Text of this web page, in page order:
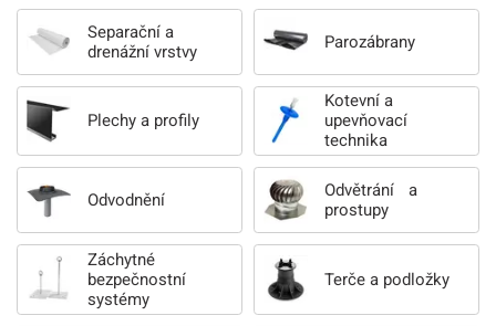
Separační a
drenážní vrstvy
Parozábrany
Plechy a profily
Kotevní a
upevňovací
technika
Odvodnění
Odvětrání a
prostupy
Záchytné
bezpečnostní
systémy
Terče a podložky